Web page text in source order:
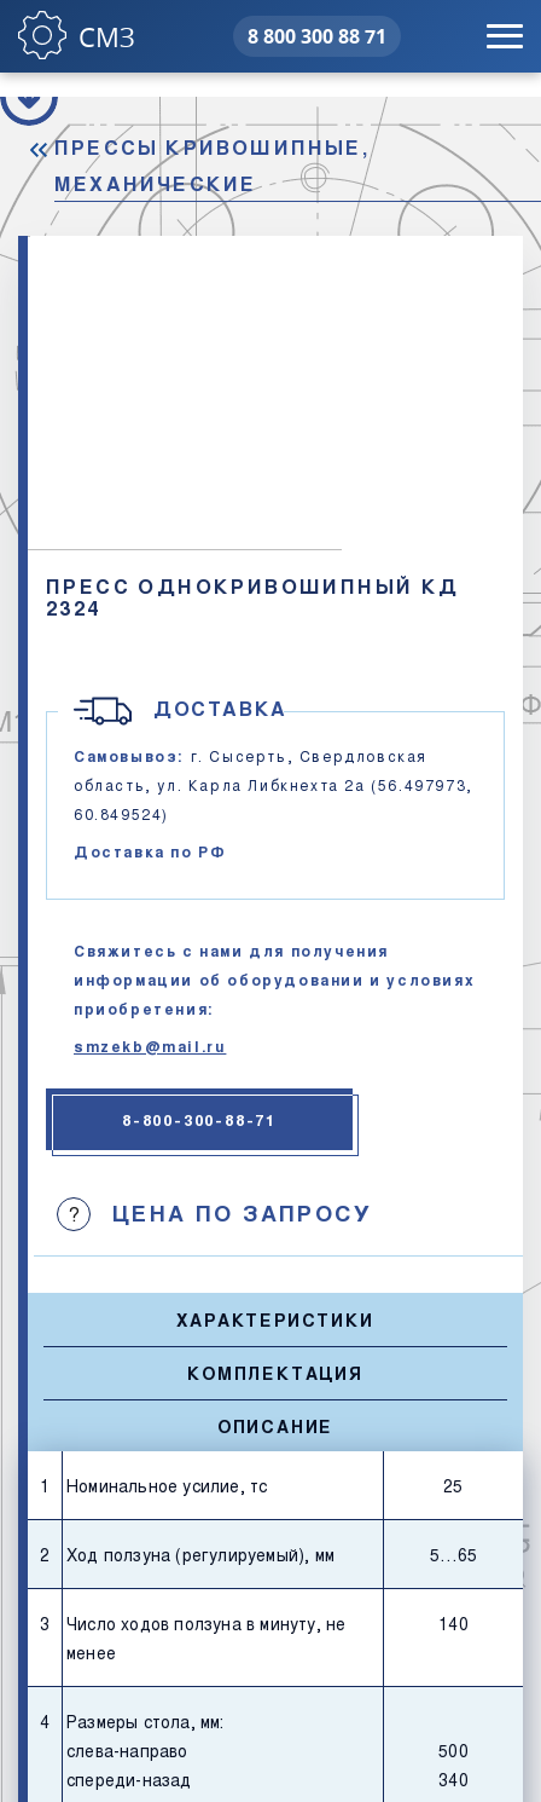
свердловский
СМЗ 8 800 300 88 71
ПРЕССЫ КРИВОШИПНЫЕ,
МЕХАНИЧЕСКИЕ
ПРЕСС ОДНОКРИВОШИПНЫЙ КД
2324
ДОСТАВКА
Самовывоз: г. Сысерть, Свердловская
область, ул. Карла Либкнехта 2а (56.497973,
60.849524)
Доставка по РФ
Свяжитесь с нами для получения
информации об оборудовании и условиях
приобретения:
smzekb@mail.ru
8-800-300-88-71
? ЦЕНА ПО ЗАПРОСУ
ХАРАКТЕРИСТИКИ
КОМПЛЕКТАЦИЯ
ОПИСАНИЕ
1 Номинальное усилие, тс 25
2 Ход ползуна (регулируемый), мм 5…65
3
Число ходов ползуна в минуту, не
менее
140
4
Размеры стола, мм:
слева-направо
спереди-назад
500
340